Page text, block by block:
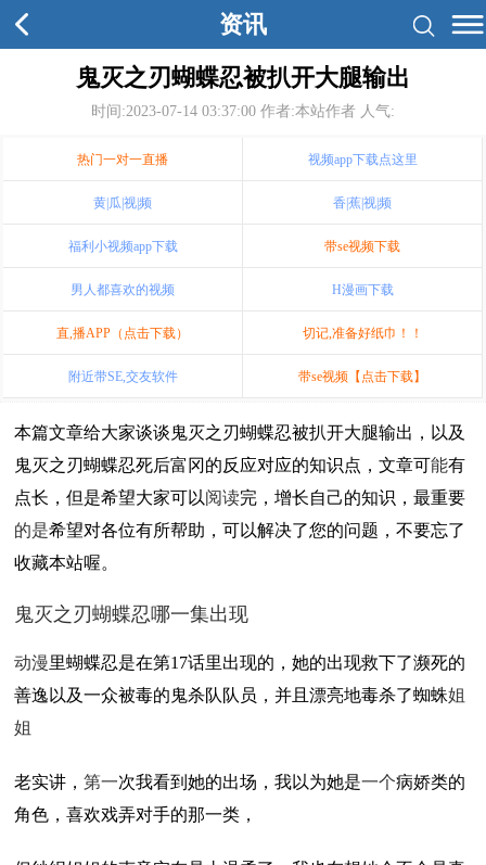
资讯
鬼灭之刃蝴蝶忍被扒开大腿输出
时间:2023-07-14 03:37:00 作者:本站作者 人气:
热门一对一直播 视频app下载点这里
黄|瓜|视|频 香|蕉|视|频
福利小视频app下载 带se视频下载
男人都喜欢的视频 H漫画下载
直,播APP（点击下载） 切记,准备好纸巾！！
附近带SE,交友软件 带se视频【点击下载】
本篇文章给大家谈谈鬼灭之刃蝴蝶忍被扒开大腿输出，以及
鬼灭之刃蝴蝶忍死后富冈的反应对应的知识点，文章可能有
点长，但是希望大家可以阅读完，增长自己的知识，最重要
的是希望对各位有所帮助，可以解决了您的问题，不要忘了
收藏本站喔。
鬼灭之刃蝴蝶忍哪一集出现
动漫里蝴蝶忍是在第17话里出现的，她的出现救下了濒死的
善逸以及一众被毒的鬼杀队队员，并且漂亮地毒杀了蜘蛛姐
姐
老实讲， 第一次我看到她的出场，我以为她是一个病娇类的
角色，喜欢戏弄对手的那一类，